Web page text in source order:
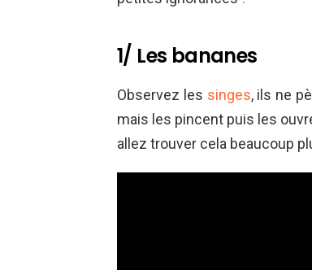
1/ Les bananes
Observez les singes, ils ne
mais les pincent puis les
allez trouver cela beaucoup